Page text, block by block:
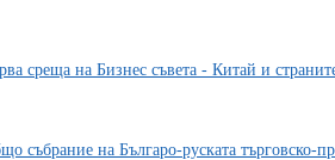
среща на Бизнес съвета - Китай и
събрание на Българо-руската търговско-